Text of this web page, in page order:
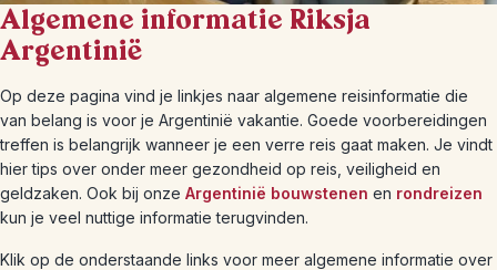
Algemene informatie Riksja
Argentinië
Op deze pagina vind je linkjes naar algemene reisinformatie die
van belang is voor je Argentinië vakantie. Goede voorbereidingen
treffen is belangrijk wanneer je een verre reis gaat maken. Je vindt
hier tips over onder meer gezondheid op reis, veiligheid en
geldzaken. Ook bij onze Argentinië bouwstenen en rondreizen
kun je veel nuttige informatie terugvinden.
Klik op de onderstaande links voor meer algemene informatie over